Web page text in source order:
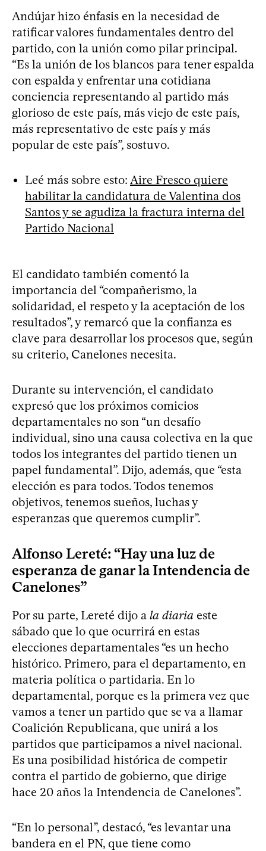
Andújar hizo énfasis en la necesidad de
ratificar valores fundamentales dentro del
partido, con la unión como pilar principal.
“Es la unión de los blancos para tener espalda
con espalda y enfrentar una cotidiana
conciencia representando al partido más
glorioso de este país, más viejo de este país,
más representativo de este país y más
popular de este país”, sostuvo.
Leé más sobre esto: Aire Fresco quiere
habilitar la candidatura de Valentina dos
Santos y se agudiza la fractura interna del
Partido Nacional
El candidato también comentó la
importancia del “compañerismo, la
solidaridad, el respeto y la aceptación de los
resultados”, y remarcó que la confianza es
clave para desarrollar los procesos que, según
su criterio, Canelones necesita.
Durante su intervención, el candidato
expresó que los próximos comicios
departamentales no son “un desafío
individual, sino una causa colectiva en la que
todos los integrantes del partido tienen un
papel fundamental”. Dijo, además, que “esta
elección es para todos. Todos tenemos
objetivos, tenemos sueños, luchas y
esperanzas que queremos cumplir”.
Alfonso Lereté: “Hay una luz de
esperanza de ganar la Intendencia de
Canelones”
Por su parte, Lereté dijo a la diaria este
sábado que lo que ocurrirá en estas
elecciones departamentales “es un hecho
histórico. Primero, para el departamento, en
materia política o partidaria. En lo
departamental, porque es la primera vez que
vamos a tener un partido que se va a llamar
Coalición Republicana, que unirá a los
partidos que participamos a nivel nacional.
Es una posibilidad histórica de competir
contra el partido de gobierno, que dirige
hace 20 años la Intendencia de Canelones”.
“En lo personal”, destacó, “es levantar una
bandera en el PN, que tiene como